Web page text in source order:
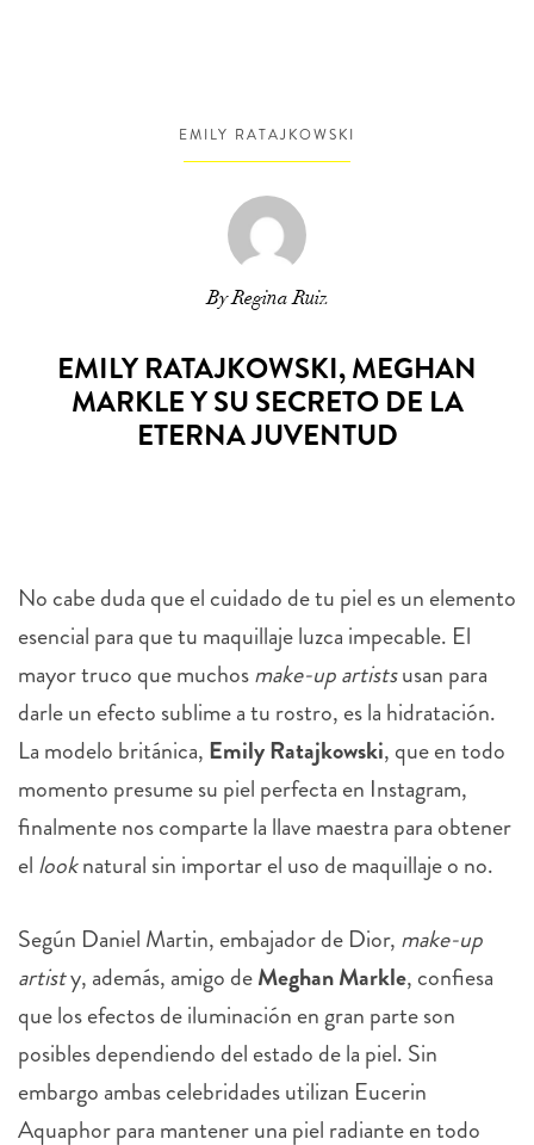
EMILY RATAJKOWSKI
By Regina Ruiz
EMILY RATAJKOWSKI, MEGHAN
MARKLE Y SU SECRETO DE LA
ETERNA JUVENTUD
No cabe duda que el cuidado de tu piel es un elemento
esencial para que tu maquillaje luzca impecable. El
mayor truco que muchosmake-up artistsusan para
darle un efecto sublime a tu rostro, es la hidratación.
La modelo británica, Emily Ratajkowski, que en todo
momento presume su piel perfecta en Instagram,
finalmente nos comparte la llave maestra para obtener
el looknatural sin importar el uso de maquillaje o no.
Según Daniel Martin, embajador de Dior, make-up
artisty, además, amigo deMeghan Markle, confiesa
que los efectos de iluminación en gran parte son
posibles dependiendo del estado de la piel. Sin
embargo ambas celebridades utilizan Eucerin
Aquaphor para mantener una piel radiante en todo